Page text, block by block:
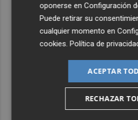
oponerse enConfiguración
Puede retirar su
cualquier momento en
cookies .Política de
ACEPTAR
RECHAZAR